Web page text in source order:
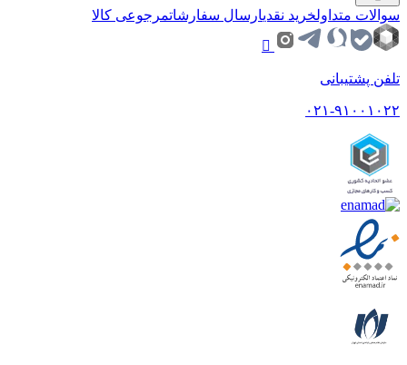
سوالات متداولخرید نقدیارسال سفارشاتمرجوعی کالا
تلفن پشتیبانی
۰۲۱-۹۱۰۰۱۰۲۲